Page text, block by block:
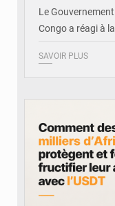
Le
Congo a réagi à
SAVOIR PLUS